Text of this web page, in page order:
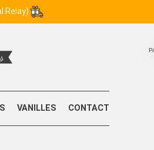
Relay)
VANILLES CONTACT